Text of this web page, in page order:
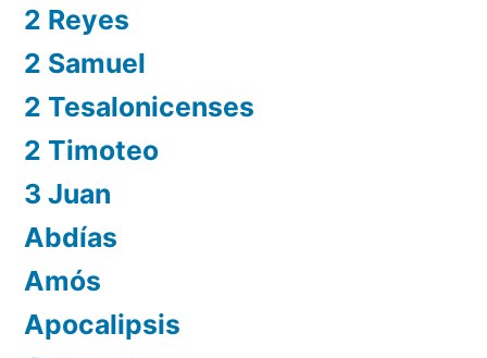
2 Reyes
2 Samuel
2 Tesalonicenses
2 Timoteo
3 Juan
Abdías
Amós
Apocalipsis